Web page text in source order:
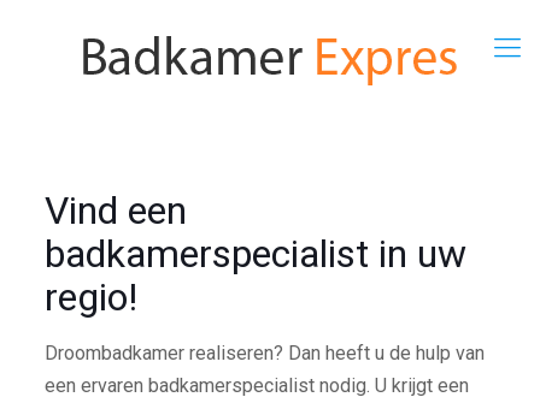
Vind een
badkamerspecialist in uw
regio!
Droombadkamer realiseren? Dan heeft u de hulp van
een ervaren badkamerspecialist nodig. U krijgt een